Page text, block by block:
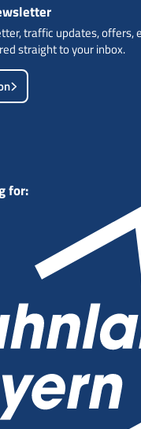
traffic updates, offers,
straight to your inbox.
for: